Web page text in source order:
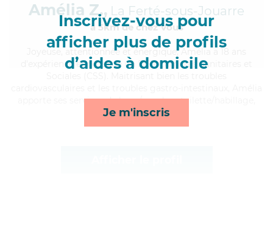
Inscrivez-vous pour
afficher plus de profils
d’aides à domicile
Je m'inscris
Amélia Z., La Ferté-sous-Jouarre
à 5km de chez Vous
, attentionnée et énergique, Amélia a 18 ans
d'expérience et possède un BEP Carrières Sanitaires et
apporte ses services de lever/coucher, toilette/habillage,
repas et activités*